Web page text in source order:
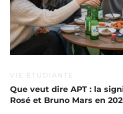
VIE ÉTUDIANTE
Que veut dire APT : la
Rosé et Bruno Mars en